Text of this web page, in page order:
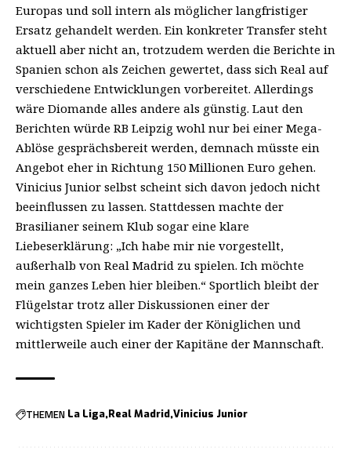
Europas und soll intern als möglicher langfristiger
Ersatz gehandelt werden. Ein konkreter Transfer steht
aktuell aber nicht an, trotzudem werden die Berichte in
Spanien schon als Zeichen gewertet, dass sich Real auf
verschiedene Entwicklungen vorbereitet. Allerdings
wäre Diomande alles andere als günstig. Laut den
Berichten würde RB Leipzig wohl nur bei einer Mega-
Ablöse gesprächsbereit werden, demnach müsste ein
Angebot eher in Richtung 150 Millionen Euro gehen.
Vinicius Junior selbst scheint sich davon jedoch nicht
beeinflussen zu lassen. Stattdessen machte der
Brasilianer seinem Klub sogar eine klare
Liebeserklärung: „Ich habe mir nie vorgestellt,
außerhalb von Real Madrid zu spielen. Ich möchte
mein ganzes Leben hier bleiben.“ Sportlich bleibt der
Flügelstar trotz aller Diskussionen einer der
wichtigsten Spieler im Kader der Königlichen und
mittlerweile auch einer der Kapitäne der Mannschaft.
THEMEN La Liga Real Madrid Vinicius Junior